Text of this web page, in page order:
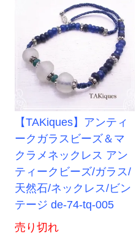
【TAKiques】アンティ
ークガラスビーズ＆マ
クラメネックレス アン
ティークビーズ/ガラス/
天然石/ネックレス/ビン
テージ de-74-tq-005
売り切れ